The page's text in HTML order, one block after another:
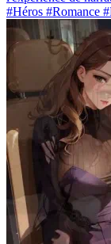
#Héros #Romance